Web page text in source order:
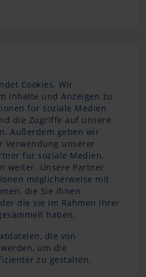
Cookies. Wir
Inhalte und Anzeigen zu
für soziale Medien
die Zugriffe auf unsere
Außerdem geben wir
Verwendung unserer
für soziale Medien,
weiter. Unsere Partner
möglicherweise mit
die Sie ihnen
die sie im Rahmen Ihrer
haben.
die von
um die
zu gestalten.